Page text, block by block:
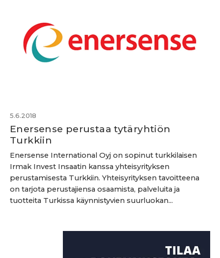
5.6.2018
Enersense perustaa tytäryhtiön
Turkkiin
Enersense International Oyj on sopinut turkkilaisen
Irmak Invest Insaatin kanssa yhteisyrityksen
perustamisesta Turkkiin. Yhteisyrityksen tavoitteena
on tarjota perustajiensa osaamista, palveluita ja
tuotteita Turkissa käynnistyvien suurluokan...